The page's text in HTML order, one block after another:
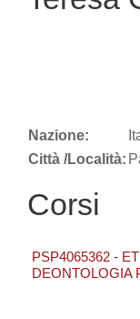
Nazione:
Città /Località:
Corsi
PSP4065362 -
DEONTOLOGIA